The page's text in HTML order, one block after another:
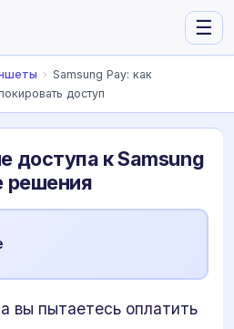
☰
› Samsung Pay: как
доступ
доступа к Samsung
решения
вы пытаетесь оплатить